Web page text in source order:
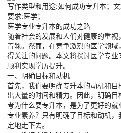
写作类型和用途:如何成功专升本；
要求:医学；
医学专业专升本的成功之路
随着社会的发展和人们对健康的重
青睐。然而，在竞争激烈的医学领
得关注的问题。本文将探讨医学专
顺利实现学历提升。
一、明确目标和动机
首先，我们要明确专升本的动机和
出大量的时间和精力。因此，明确
考为什么要专升本，是为了更好的
专业素养？只有明确了目标和动机
定地走下去。